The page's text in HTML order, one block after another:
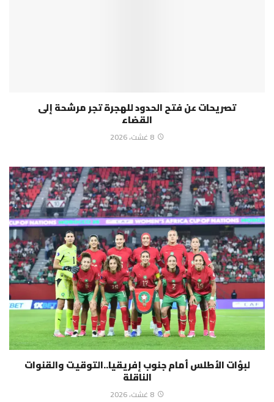
تصريحات عن فتح الحدود للهجرة تجر مرشحة إلى
القضاء
8 غشت، 2026
لبؤات الأطلس أمام جنوب إفريقيا..التوقيت والقنوات
الناقلة
8 غشت، 2026